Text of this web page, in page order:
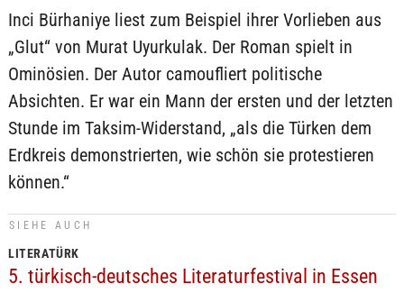
Inci Bürhaniye liest zum Beispiel ihrer Vorlieben aus
„Glut“ von Murat Uyurkulak. Der Roman spielt in
Ominösien. Der Autor camoufliert politische
Absichten. Er war ein Mann der ersten und der letzten
Stunde im Taksim-Widerstand, „als die Türken dem
Erdkreis demonstrierten, wie schön sie protestieren
können.“
SIEHE AUCH
LITERATÜRK
5. türkisch-deutsches Literaturfestival in Essen